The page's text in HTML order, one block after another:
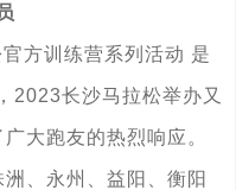
方训练营系列活动 是
2023长沙马拉松举办又
大跑友的热烈响应。
、永州、益阳、衡阳